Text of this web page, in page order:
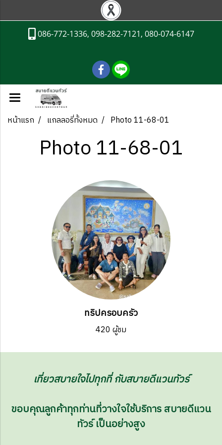
086-772-1336, 098-282-7121, 080-074-6147
หน้าแรก แกลลอรี่ทั้งหมด Photo 11-68-01
Photo 11-68-01
ทริปครอบครัว
420 ผู้ชม
เที่ยวสบายใจไปทุกที่ กับสบายดีแวนทัวร์
ขอบคุณลูกค้าทุกท่านที่วางใจใช้บริการ สบายดีแวน
ทัวร์ เป็นอย่างสูง